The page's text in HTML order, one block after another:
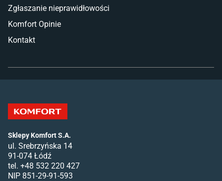
Zgłaszanie nieprawidłowości
Komfort Opinie
Kontakt
Sklepy Komfort S.A.
ul. Srebrzyńska 14
91-074 Łódź
tel. +48 532 220 427
NIP 851-29-91-593